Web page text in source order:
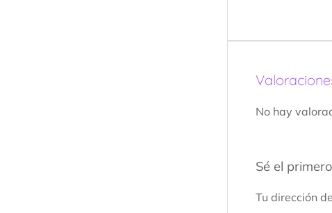
No hay
Sé el
Tu dirección